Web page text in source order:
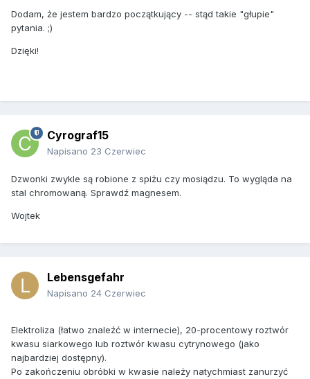
Dodam, że jestem bardzo początkujący -- stąd takie "głupie"
pytania. ;)
Dzięki!
Cyrograf15
Napisano 23 Czerwiec
Dzwonki zwykle są robione z spiżu czy mosiądzu. To wygląda na
stal chromowaną. Sprawdź magnesem.
Wojtek
Lebensgefahr
Napisano 24 Czerwiec
Elektroliza (łatwo znaleźć w internecie), 20-procentowy roztwór
kwasu siarkowego lub roztwór kwasu cytrynowego (jako
najbardziej dostępny).
Po zakończeniu obróbki w kwasie należy natychmiast zanurzyć